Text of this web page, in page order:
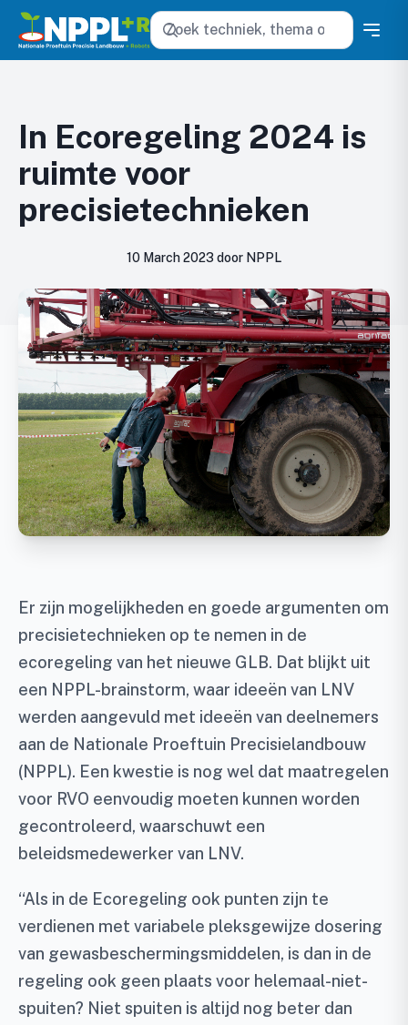
Zoeken
In Ecoregeling 2024 is
ruimte voor
precisietechnieken
10 March 2023 door NPPL
Er zijn mogelijkheden en goede argumenten om
precisietechnieken op te nemen in de
ecoregeling van het nieuwe GLB. Dat blijkt uit
een NPPL-brainstorm, waar ideeën van LNV
werden aangevuld met ideeën van deelnemers
aan de Nationale Proeftuin Precisielandbouw
(NPPL). Een kwestie is nog wel dat maatregelen
voor RVO eenvoudig moeten kunnen worden
gecontroleerd, waarschuwt een
beleidsmedewerker van LNV.
“Als in de Ecoregeling ook punten zijn te
verdienen met variabele pleksgewijze dosering
van gewasbeschermingsmiddelen, is dan in de
regeling ook geen plaats voor helemaal-niet-
spuiten? Niet spuiten is altijd nog beter dan